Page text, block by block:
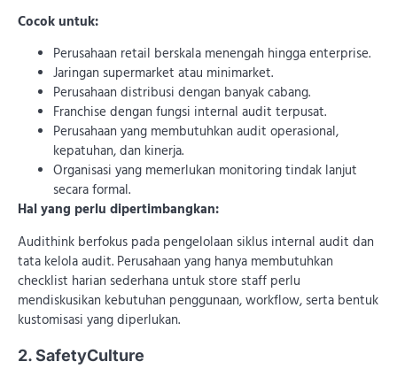
Cocok untuk:
Perusahaan retail berskala menengah hingga enterprise.
Jaringan supermarket atau minimarket.
Perusahaan distribusi dengan banyak cabang.
Franchise dengan fungsi internal audit terpusat.
Perusahaan yang membutuhkan audit operasional,
kepatuhan, dan kinerja.
Organisasi yang memerlukan monitoring tindak lanjut
secara formal.
Hal yang perlu dipertimbangkan:
Audithink berfokus pada pengelolaan siklus internal audit dan
tata kelola audit. Perusahaan yang hanya membutuhkan
checklist harian sederhana untuk store staff perlu
mendiskusikan kebutuhan penggunaan, workflow, serta bentuk
kustomisasi yang diperlukan.
2. SafetyCulture